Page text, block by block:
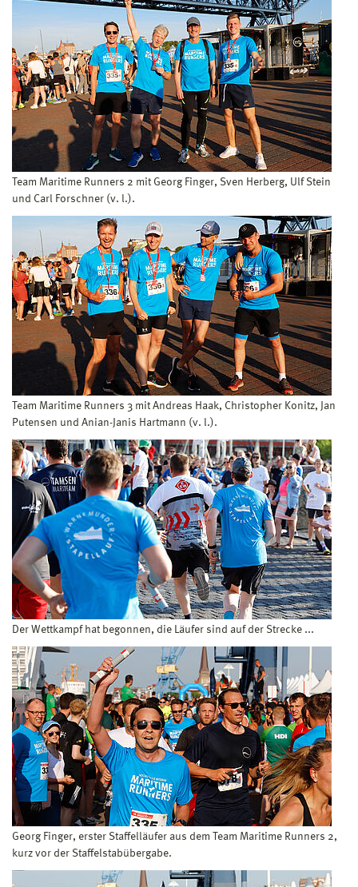
Team Maritime Runners 2 mit Georg Finger, Sven Herberg, Ulf Stein
und Carl Forschner (v. l.).
Team Maritime Runners 3 mit Andreas Haak, Christopher Konitz, Jan
Putensen und Anian-Janis Hartmann (v. l.).
Der Wettkampf hat begonnen, die Läufer sind auf der Strecke ...
Georg Finger, erster Staffelläufer aus dem Team Maritime Runners 2,
kurz vor der Staffelstabübergabe.